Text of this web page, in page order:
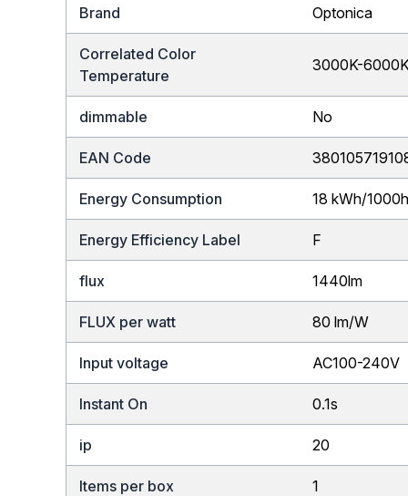
Brand Optonica
Correlated Color
Temperature
3000K-
dimmable No
EAN Code
Energy Consumption 18 kWh/1000h
Energy Efficiency Label F
flux 1440lm
FLUX per watt 80 lm/W
Input voltage AC100-240V
Instant On 0.1s
ip 20
Items per box 1